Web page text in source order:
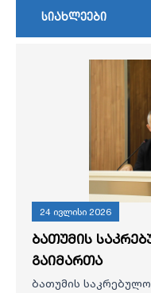
სიახლეები
24 ივლისი 2026
ბათუმის
გაიმართა
ბათუმის